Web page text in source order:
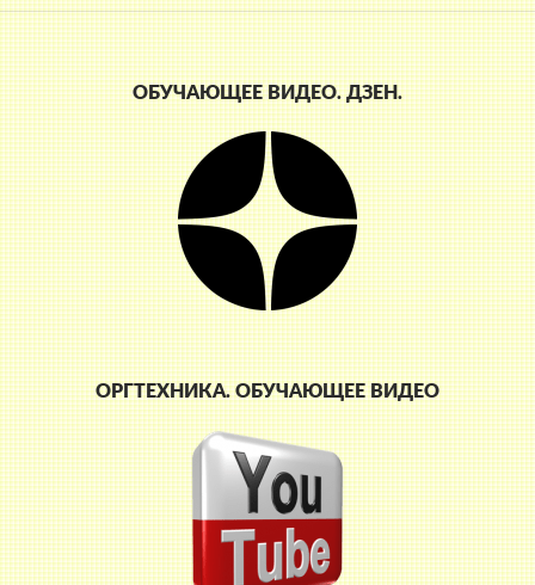
ОБУЧАЮЩЕЕ ВИДЕО. ДЗЕН.
ОРГТЕХНИКА. ОБУЧАЮЩЕЕ ВИДЕО